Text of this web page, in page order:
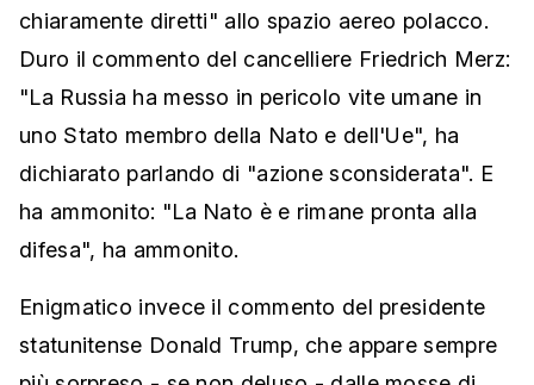
chiaramente diretti" allo spazio aereo polacco.
Duro il commento del cancelliere Friedrich Merz:
"La Russia ha messo in pericolo vite umane in
uno Stato membro della Nato e dell'Ue", ha
dichiarato parlando di "azione sconsiderata". E
ha ammonito: "La Nato è e rimane pronta alla
difesa", ha ammonito.
Enigmatico invece il commento del presidente
statunitense Donald Trump, che appare sempre